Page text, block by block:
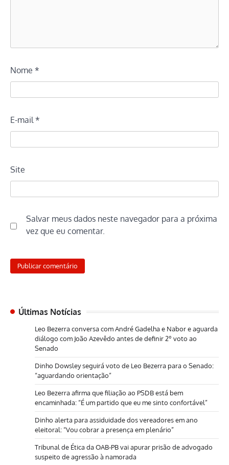
Nome *
E-mail *
Site
Salvar meus dados neste navegador para a próxima
vez que eu comentar.
Últimas Notícias
Leo Bezerra conversa com André Gadelha e Nabor e aguarda
diálogo com João Azevêdo antes de definir 2º voto ao
Senado
Dinho Dowsley seguirá voto de Leo Bezerra para o Senado:
“aguardando orientação”
Leo Bezerra afirma que filiação ao PSDB está bem
encaminhada: “É um partido que eu me sinto confortável”
Dinho alerta para assiduidade dos vereadores em ano
eleitoral: “Vou cobrar a presença em plenário”
Tribunal de Ética da OAB-PB vai apurar prisão de advogado
suspeito de agressão à namorada